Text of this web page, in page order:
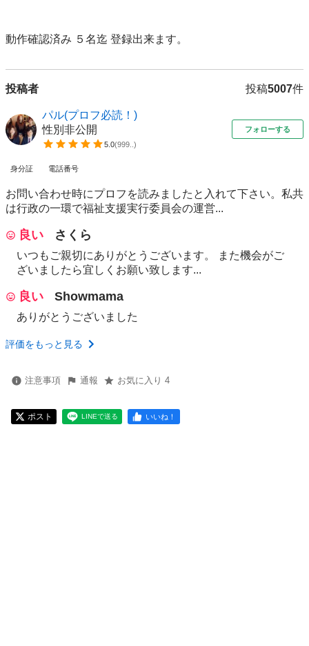
動作確認済み ５名迄 登録出来ます。
投稿者 投稿5007件
パル(プロフ必読！)
性別非公開
5.0(999.. )
フォローする
身分証 電話番号
お問い合わせ時にプロフを読みましたと入れて下さい。私共
は行政の一環で福祉支援実行委員会の運営...
良い さくら
いつもご親切にありがとうございます。 また機会がご
ざいましたら宜しくお願い致します...
良い Showmama
ありがとうございました
評価をもっと見る
注意事項 通報 お気に入り 4
ポスト LINEで送る いいね！